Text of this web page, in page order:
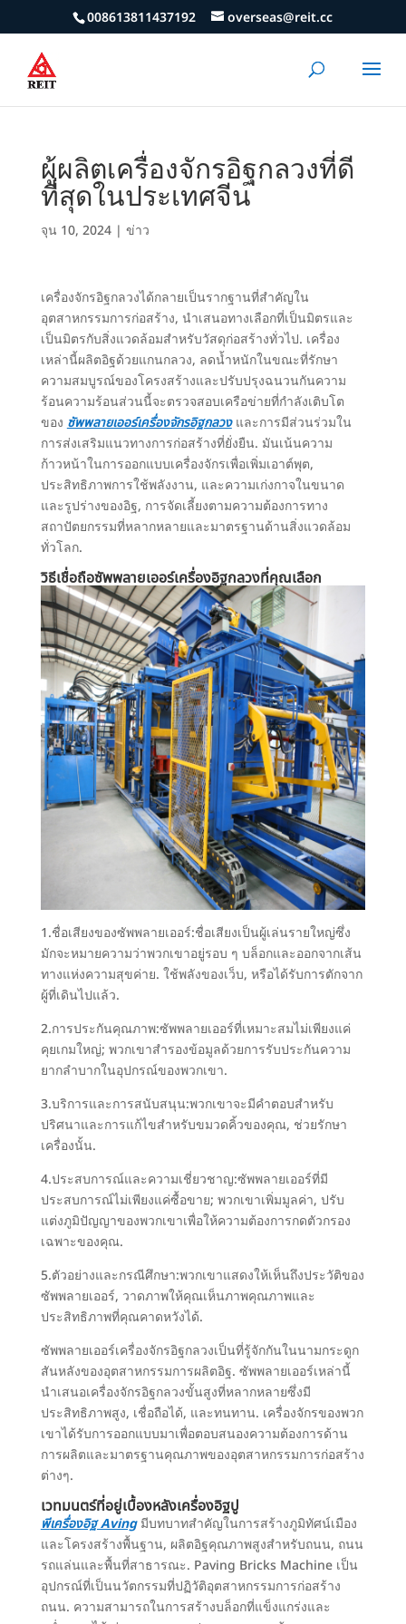
008613811437192 overseas@reit.cc
ผู้ผลิตเครื่องจักรอิฐกลวงที่ดี
ที่สุดในประเทศจีน
จุน 10, 2024| ข่าว
เครื่องจักรอิฐกลวงได้กลายเป็นรากฐานที่สำคัญใน
อุตสาหกรรมการก่อสร้าง, นำเสนอทางเลือกที่เป็นมิตรและ
เป็นมิตรกับสิ่งแวดล้อมสำหรับวัสดุก่อสร้างทั่วไป. เครื่อง
เหล่านี้ผลิตอิฐด้วยแกนกลวง, ลดน้ำหนักในขณะที่รักษา
ความสมบูรณ์ของโครงสร้างและปรับปรุงฉนวนกันความ
ร้อนความร้อนส่วนนี้จะตรวจสอบเครือข่ายที่กำลังเติบโต
ของ ซัพพลายเออร์เครื่องจักรอิฐกลวงและการมีส่วนร่วมใน
การส่งเสริมแนวทางการก่อสร้างที่ยั่งยืน. มันเน้นความ
ก้าวหน้าในการออกแบบเครื่องจักรเพื่อเพิ่มเอาต์พุต,
ประสิทธิภาพการใช้พลังงาน, และความเก่งกาจในขนาด
และรูปร่างของอิฐ, การจัดเลี้ยงตามความต้องการทาง
สถาปัตยกรรมที่หลากหลายและมาตรฐานด้านสิ่งแวดล้อม
ทั่วโลก.
วิธีเชื่อถือซัพพลายเออร์เครื่องอิฐกลวงที่คุณเลือก
1.ชื่อเสียงของซัพพลายเออร์:ชื่อเสียงเป็นผู้เล่นรายใหญ่ซึ่ง
มักจะหมายความว่าพวกเขาอยู่รอบ ๆ บล็อกและออกจากเส้น
ทางแห่งความสุขค่าย. ใช้พลังของเว็บ, หรือได้รับการตักจาก
ผู้ที่เดินไปแล้ว.
2.การประกันคุณภาพ:ซัพพลายเออร์ที่เหมาะสมไม่เพียงแค่
คุยเกมใหญ่; พวกเขาสำรองข้อมูลด้วยการรับประกันความ
ยากลำบากในอุปกรณ์ของพวกเขา.
3.บริการและการสนับสนุน:พวกเขาจะมีคำตอบสำหรับ
ปริศนาและการแก้ไขสำหรับขมวดคิ้วของคุณ, ช่วยรักษา
เครื่องนั้น.
4.ประสบการณ์และความเชี่ยวชาญ:ซัพพลายเออร์ที่มี
ประสบการณ์ไม่เพียงแค่ซื้อขาย; พวกเขาเพิ่มมูลค่า, ปรับ
แต่งภูมิปัญญาของพวกเขาเพื่อให้ความต้องการกดตัวกรอง
เฉพาะของคุณ.
5.ตัวอย่างและกรณีศึกษา:พวกเขาแสดงให้เห็นถึงประวัติของ
ซัพพลายเออร์, วาดภาพให้คุณเห็นภาพคุณภาพและ
ประสิทธิภาพที่คุณคาดหวังได้.
ซัพพลายเออร์เครื่องจักรอิฐกลวงเป็นที่รู้จักกันในนามกระดูก
สันหลังของอุตสาหกรรมการผลิตอิฐ. ซัพพลายเออร์เหล่านี้
นำเสนอเครื่องจักรอิฐกลวงขั้นสูงที่หลากหลายซึ่งมี
ประสิทธิภาพสูง, เชื่อถือได้, และทนทาน. เครื่องจักรของพวก
เขาได้รับการออกแบบมาเพื่อตอบสนองความต้องการด้าน
การผลิตและมาตรฐานคุณภาพของอุตสาหกรรมการก่อสร้าง
ต่างๆ.
เวทมนตร์ที่อยู่เบื้องหลังเครื่องอิฐปู
พีเครื่องอิฐ Avingมีบทบาทสำคัญในการสร้างภูมิทัศน์เมือง
และโครงสร้างพื้นฐาน, ผลิตอิฐคุณภาพสูงสำหรับถนน, ถนน
รถแล่นและพื้นที่สาธารณะ. Paving Bricks Machine เป็น
อุปกรณ์ที่เป็นนวัตกรรมที่ปฏิวัติอุตสาหกรรมการก่อสร้าง
ถนน. ความสามารถในการสร้างบล็อกที่แข็งแกร่งและ